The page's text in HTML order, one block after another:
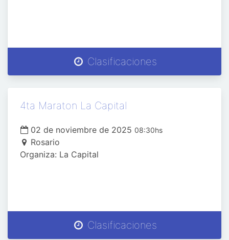
Clasificaciones
4ta Maraton La Capital
02 de noviembre de 2025 08:30hs
Rosario
Organiza: La Capital
Clasificaciones